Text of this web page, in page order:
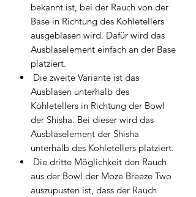
bekannt ist, bei der Rauch von der
Base in Richtung des Kohletellers
ausgeblasen wird. Dafür wird das
Ausblaselement einfach an der Base
platziert.
Die zweite Variante ist das
Ausblasen unterhalb des
Kohletellers in Richtung der Bowl
der Shisha. Bei dieser wird das
Ausblaselement der Shisha
unterhalb des Kohletellers platziert.
Die dritte Möglichkeit den Rauch
aus der Bowl der Moze Breeze Two
auszupusten ist, dass der Rauch